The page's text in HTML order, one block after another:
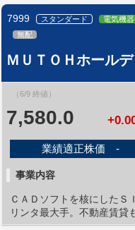
7999 スタンダード 電気機器
無配
ＭＵＴＯＨホール
（6/9 終値）
7,580.0
業績適正株価 -
事業内容
ＣＡＤソフトを核にしたＳ
リンタ最大手。不動産賃貸